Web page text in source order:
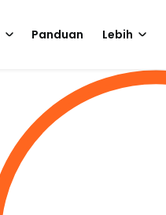
Panduan Lebih